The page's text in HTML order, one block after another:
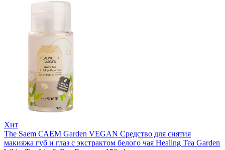
Хит
The Saem САЕМ Garden VEGAN Средство для снятия
макияжа губ и глаз с экстрактом белого чая Healing Tea Garden